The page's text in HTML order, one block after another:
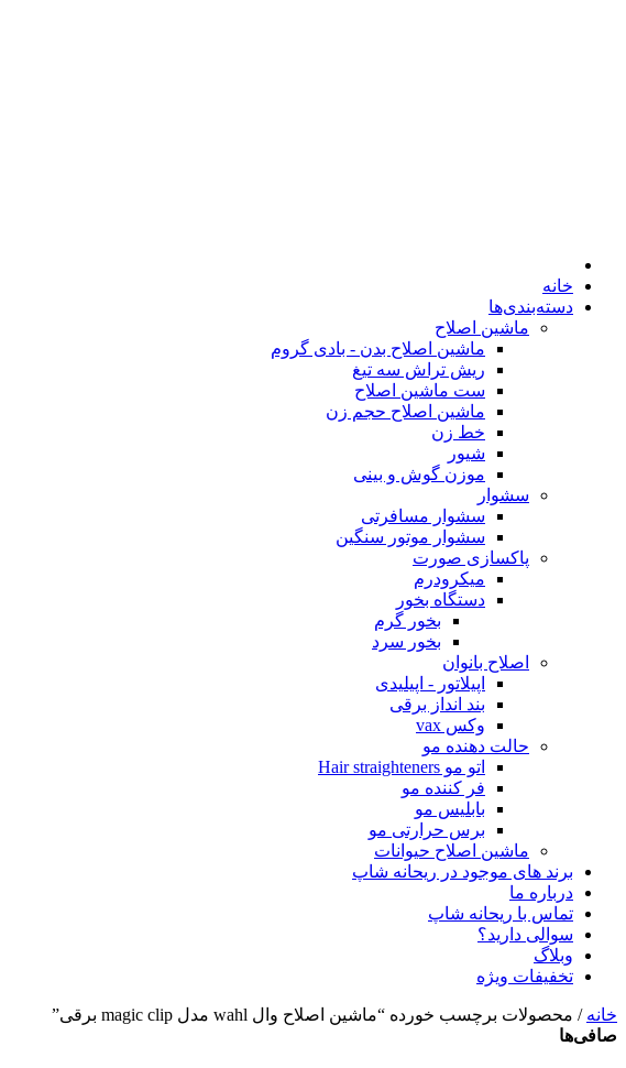
خانه
دسته‌بندی‌ها
ماشین اصلاح
ماشین اصلاح بدن - بادی گروم
ریش تراش سه تیغ
ست ماشین اصلاح
ماشین اصلاح حجم زن
خط زن
شیور
موزن گوش و بینی
سشوار
سشوار مسافرتی
سشوار موتور سنگین
پاکسازی صورت
میکرودرم
دستگاه بخور
بخور گرم
بخور سرد
اصلاح بانوان
اپیلاتور - اپیلیدی
بند انداز برقی
وکس vax
حالت دهنده مو
اتو مو Hair straighteners
فر کننده مو
بابلیس مو
برس حرارتی مو
ماشین اصلاح حیوانات
برند های موجود در ریحانه شاپ
درباره ما
تماس با ریحانه شاپ
سوالی دارید؟
وبلاگ
تخفیفات ویژه
خانه / محصولات برچسب خورده “ماشین اصلاح وال wahl مدل magic clip برقی”
صافی‌ها